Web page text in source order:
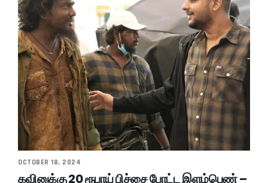
OCTOBER 18, 2024
கவினுக்கு 20 ரூபாய் பிச்சை போட்ட இளம்பெண் –